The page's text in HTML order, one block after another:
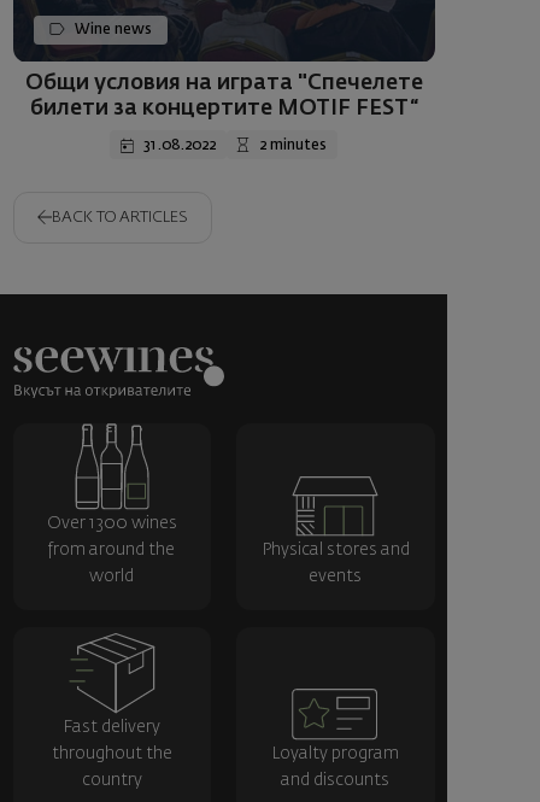
Wine news
Общи условия на играта "Спечелете
билети за концертите MOTIF FEST“
31.08.2022 2 minutes
BACK TO ARTICLES
Over 1300 wines
from around the
world
Physical stores and
events
Fast delivery
throughout the
country
Loyalty program
and discounts